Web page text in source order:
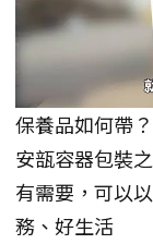
保養品如何帶
安瓿容器包裝
有需要，可以
務、好生活